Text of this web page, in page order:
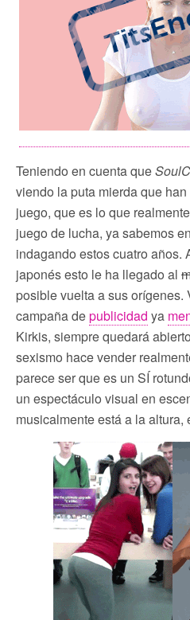
Teniendo en cuenta que
viendo la puta mierda que
juego, que es lo que
juego de lucha, ya sabemos
indagando estos cuatro años.
japonés esto le ha llegado al
posible vuelta a sus orígenes.
campaña depublicidad ya
Kirkis, siempre quedará
sexismo hace vender
parece ser que es un SÍ
un espectáculo visual en
musicalmente está a la altura,